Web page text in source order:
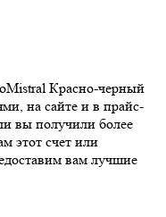
Красно-черный
на сайте и в прайс-
вы получили более
этот счет или
вам лучшие